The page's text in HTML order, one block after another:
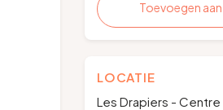
Toevoegen
LOCATIE
Les Drapiers - Centre